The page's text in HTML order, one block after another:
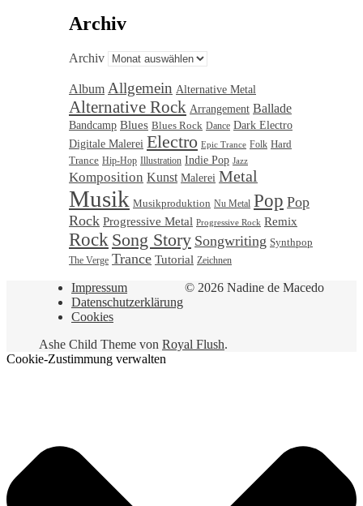
Archiv
Archiv
Album Allgemein Alternative Metal
Alternative Rock Arrangement Ballade
Bandcamp Blues Blues Rock Dance Dark Electro
Digitale Malerei Electro Epic Trance Folk Hard
Trance Hip-Hop Illustration Indie Pop Jazz
Komposition Kunst Malerei Metal
Musik Musikproduktion Nu Metal Pop Pop
Rock Progressive Metal Progressive Rock Remix
Rock Song Story Songwriting Synthpop
The Verge Trance Tutorial Zeichnen
© 2026 Nadine de Macedo
Impressum
Datenschutzerklärung
Cookies
Ashe Child Theme von Royal Flush.
Cookie-Zustimmung verwalten